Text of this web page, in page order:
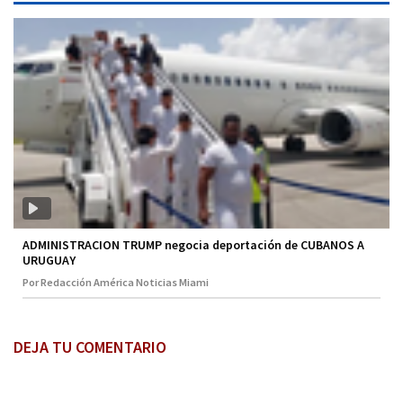
ADMINISTRACION TRUMP negocia deportación de CUBANOS A
URUGUAY
Por Redacción América Noticias Miami
DEJA TU COMENTARIO